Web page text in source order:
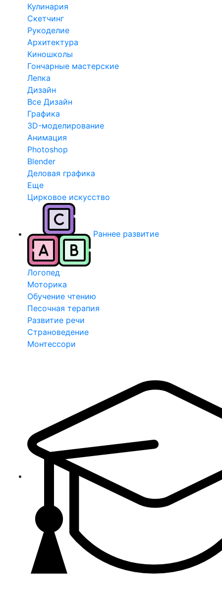
Кулинария
Скетчинг
Рукоделие
Архитектура
Киношколы
Гончарные мастерские
Лепка
Дизайн
Все Дизайн
Графика
3D-моделирование
Анимация
Photoshop
Blender
Деловая графика
Еще
Цирковое искусство
Раннее развитие
Логопед
Моторика
Обучение чтению
Песочная терапия
Развитие речи
Страноведение
Монтессори